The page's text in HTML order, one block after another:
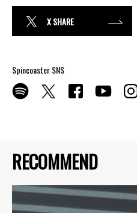
RECOMMEND
X SHARE
Spincoaster SNS